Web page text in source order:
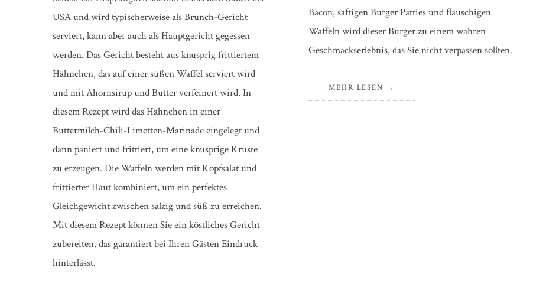
USA und wird typischerweise als Brunch-Gericht
serviert, kann aber auch als Hauptgericht gegessen
werden. Das Gericht besteht aus knusprig frittiertem
Hähnchen, das auf einer süßen Waffel serviert wird
und mit Ahornsirup und Butter verfeinert wird. In
diesem Rezept wird das Hähnchen in einer
Buttermilch-Chili-Limetten-Marinade eingelegt und
dann paniert und frittiert, um eine knusprige Kruste
zu erzeugen. Die Waffeln werden mit Kopfsalat und
frittierter Haut kombiniert, um ein perfektes
Gleichgewicht zwischen salzig und süß zu erreichen.
Mit diesem Rezept können Sie ein köstliches Gericht
zubereiten, das garantiert bei Ihren Gästen Eindruck
hinterlässt.
Bacon, saftigen Burger Patties und flauschigen
Waffeln wird dieser Burger zu einem wahren
Geschmackserlebnis, das Sie nicht verpassen sollten.
MEHR LESEN